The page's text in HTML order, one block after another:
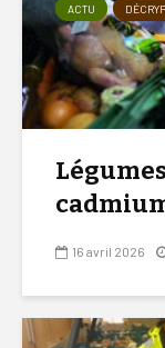
ACTU
16 avril 2026